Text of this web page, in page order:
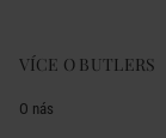
VÍCE O BUTLERS
O nás